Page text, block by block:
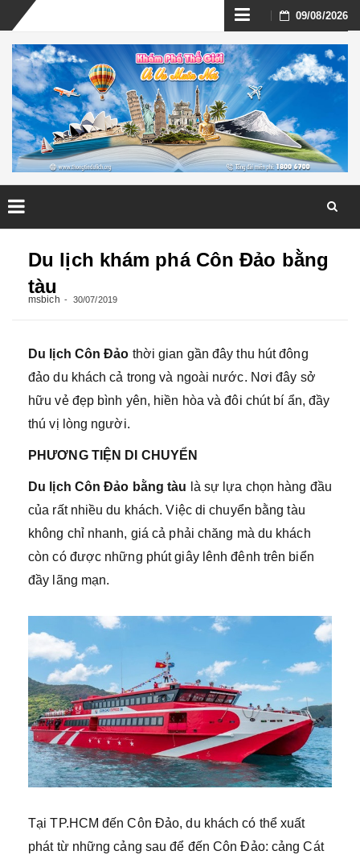
Skip
to
content
09/08/2026
Du lịch khám phá Côn Đảo bằng
tàu
msbich 30/07/2019
Du lịch Côn Đảo thời gian gần đây thu hút đông
đảo du khách cả trong và ngoài nước. Nơi đây sở
hữu vẻ đẹp bình yên, hiền hòa và đôi chút bí ẩn, đầy
thú vị lòng người.
PHƯƠNG TIỆN DI CHUYỂN
Du lịch Côn Đảo bằng tàu là sự lựa chọn hàng đầu
của rất nhiều du khách. Việc di chuyển bằng tàu
không chỉ nhanh, giá cả phải chăng mà du khách
còn có được những phút giây lênh đênh trên biển
đầy lãng mạn.
Tại TP.HCM đến Côn Đảo, du khách có thể xuất
phát từ những cảng sau để đến Côn Đảo: cảng Cát